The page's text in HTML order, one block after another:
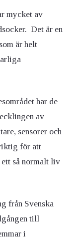
mycket av
Det är en
är helt
har de
av
sensorer och
för att
ett så normalt liv
från Svenska
till
i